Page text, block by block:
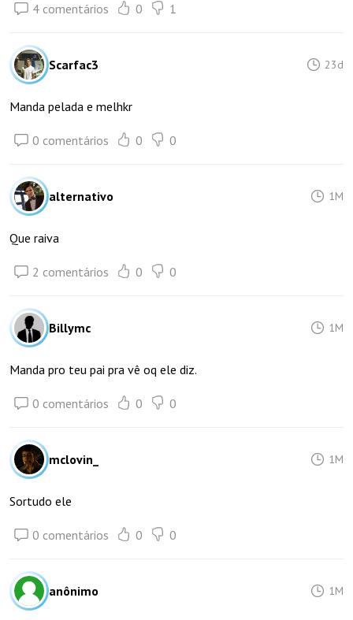
4 comentários 0 1
Scarfac3 23d
Manda pelada e melhkr
0 comentários 0 0
alternativo 1M
Que raiva
2 comentários 0 0
Billymc 1M
Manda pro teu pai pra vê oq ele diz.
0 comentários 0 0
mclovin_ 1M
Sortudo ele
0 comentários 0 0
anônimo 1M